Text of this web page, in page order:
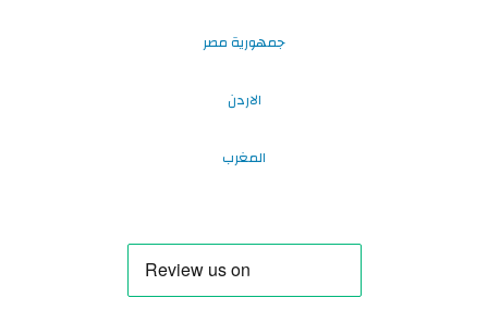
جمهورية مصر
الاردن
المغرب